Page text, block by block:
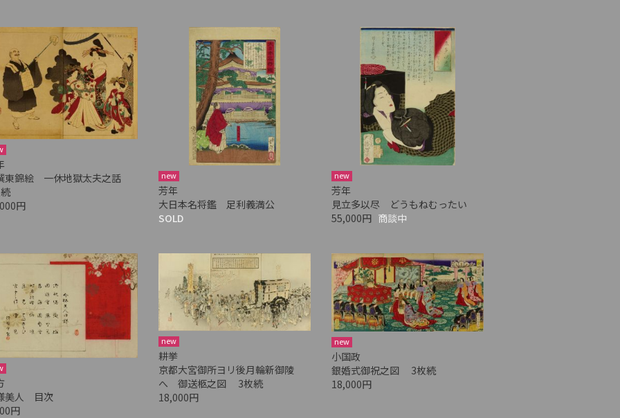
東錦絵 一休地獄太夫之話
円
new
芳年
大日本名将鑑 足利義満公
SOLD
new
芳年
見立多以尽 どうもねむったい
55,000円 商談中
美人 目次
円
new
耕挙
京都大宮御所ヨリ後月輪新御陵
へ 御送柩之図 3枚続
18,000円
new
小国政
銀婚式御祝之図 3枚続
18,000円